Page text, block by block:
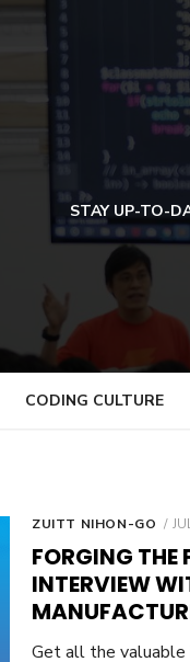
STAY UP-TO-
CODING CULTURE
ZUITT NIHON-GO
FORGING THE
INTERVIEW
Get all the